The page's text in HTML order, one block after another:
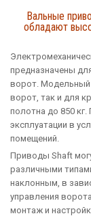
Вальные
обладают
предназначены
ворот.
ворот, так и для
полотна до 850
эксплуатации в
помещений.
Приводы Shaft
различными
наклонным, в
управления
монтаж и